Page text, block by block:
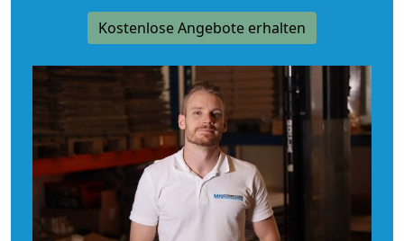
Kostenlose Angebote erhalten